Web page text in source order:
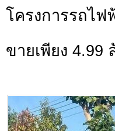
โครงการรถไ
ขายเพียง 4.99